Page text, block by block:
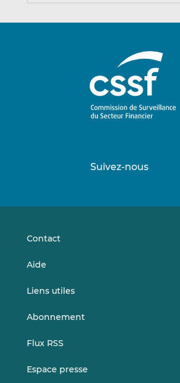
Suivez-nous
Contact
Aide
Liens utiles
Abonnement
Flux RSS
Espace presse